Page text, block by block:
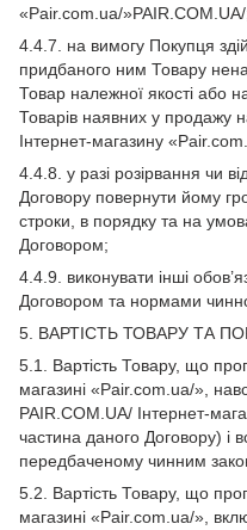
«Pair.com.ua/
4.4.7. на вимогу Покупця
придбаного ним Товару
Товар належної якості або
Товарів наявних у продажу
Інтернет-магазину
4.4.8. у разі розірвання чи
Договору повернути йому
строки, в порядку та на
Договором;
4.4.9. виконувати інші
Договором та нормами
5. ВАРТІСТЬ ТОВАРУ ТА
5.1. Вартість Товару, що
магазині «Pair.com.ua/»,
PAIR.COM.UA/ Інтернет-
частина даного Договору) і
передбаченому чинним
5.2. Вартість Товару, що
магазині «Pair.com.ua/»,